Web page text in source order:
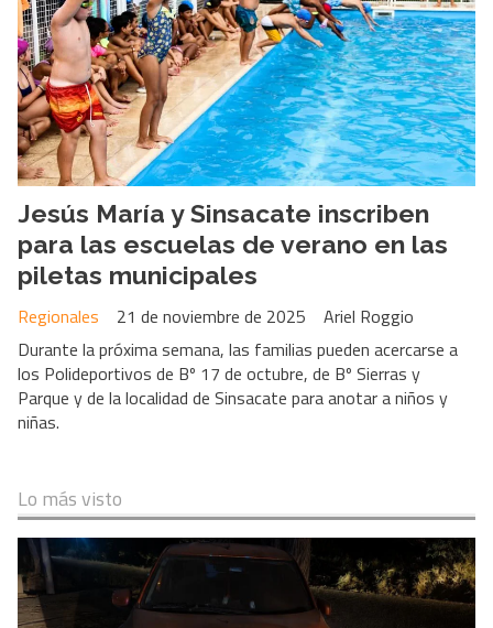
Jesús María y Sinsacate inscriben
para las escuelas de verano en las
piletas municipales
Ariel Roggio
Regionales
21 de noviembre de 2025
Durante la próxima semana, las familias pueden acercarse a
los Polideportivos de Bº 17 de octubre, de Bº Sierras y
Parque y de la localidad de Sinsacate para anotar a niños y
niñas.
Lo más visto